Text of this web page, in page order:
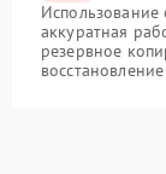
аккуратная
резервное